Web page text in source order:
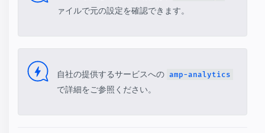
ァイルで元の設定を確認できます。
自社の提供するサービスへの amp-analytics
で詳細をご参照ください。